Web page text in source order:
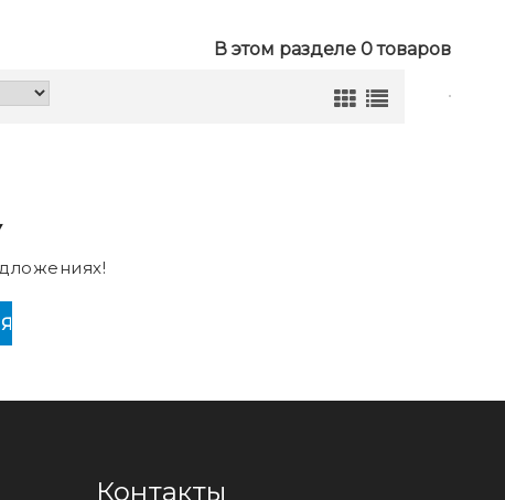
В этом разделе 0 товаров
Контакты